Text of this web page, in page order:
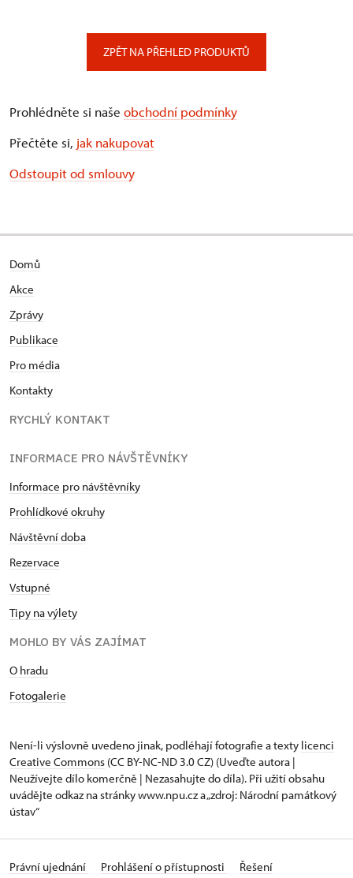
ZPĚT NA PŘEHLED PRODUKTŮ
Prohlédněte si naše obchodní podmínky
Přečtěte si, jak nakupovat
Odstoupit od smlouvy
Domů
Akce
Zprávy
Publikace
Pro média
Kontakty
RYCHLÝ KONTAKT
INFORMACE PRO NÁVŠTĚVNÍKY
Informace pro návštěvníky
Prohlídkové okruhy
Návštěvní doba
Rezervace
Vstupné
Tipy na výlety
MOHLO BY VÁS ZAJÍMAT
O hradu
Fotogalerie
Není-li výslovně uvedeno jinak, podléhají fotografie a texty licenci
Creative Commons (CC BY-NC-ND 3.0 CZ) (Uveďte autora |
Neužívejte dílo komerčně | Nezasahujte do díla). Při užití obsahu
uvádějte odkaz na stránky www.npu.cz a „zdroj: Národní památkový
ústav“
Právní ujednání Prohlášení o přístupnosti
Řešení